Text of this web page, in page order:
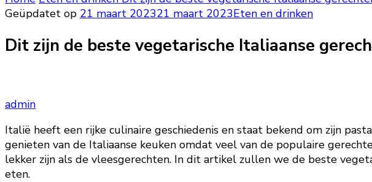
Geüpdatet op 21 maart 202321 maart 2023Eten en drinken
Dit zijn de beste vegetarische Italiaanse
admin
Italië heeft een rijke culinaire geschiedenis en staat bekend om zijn
genieten van de Italiaanse keuken omdat veel van de populaire
lekker zijn als de vleesgerechten. In dit artikel zullen we de beste
eten.